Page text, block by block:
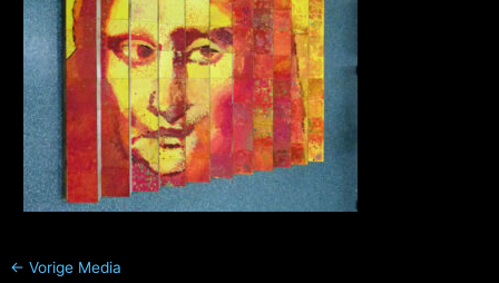
← Vorige Media